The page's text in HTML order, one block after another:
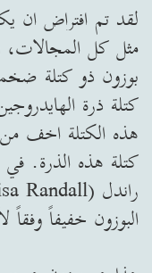
لقد تم افتراض ان
مثل كل المجالات،
كتلة ذرة
كتلة هذه الذرة. في
البوزون خفيفاً وفقاً